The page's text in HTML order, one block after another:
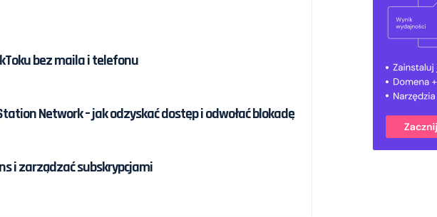
bez maila i telefonu
Network – jak odzyskać dostęp i odwołać blokadę
i zarządzać subskrypcjami